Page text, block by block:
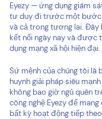
Eyezy — ứng dụng giám
tư duy đi trước một bước
và cả trong tương lai. Đây
kết nối ngày nay và
dụng mạng xã hội hiện đại.
Sứ mệnh của chúng tôi là
huynh giải pháp siêu
không bao giờ ngủ quên
công nghệ Eyezy để
bất kỳ hoạt động tiếp